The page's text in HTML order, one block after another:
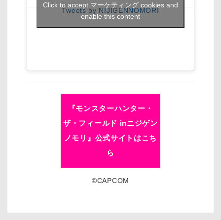
Tweets by NIJIGENNOMORI
Click to accept マーケティング cookies and
enable this content
『モンスターハンター・
ザ・フィールド inニジゲン
ノモリ』公式サイトはこち
ら
©CAPCOM